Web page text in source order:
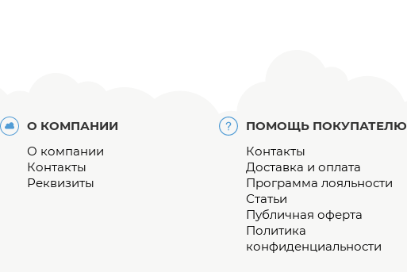
О КОМПАНИИ
О компании
Контакты
Реквизиты
ПОМОЩЬ ПОКУПАТЕЛЮ
Контакты
Доставка и оплата
Программа лояльности
Статьи
Публичная оферта
Политика
конфиденциальности